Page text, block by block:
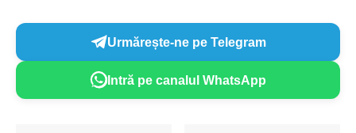
Urmărește-ne pe Telegram
Intră pe canalul WhatsApp